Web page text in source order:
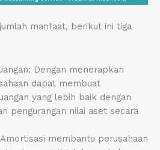
manfaat, berikut ini tiga
Dengan menerapkan
dapat membuat
yang lebih baik dengan
pengurangan nilai aset secara
membantu perusahaan